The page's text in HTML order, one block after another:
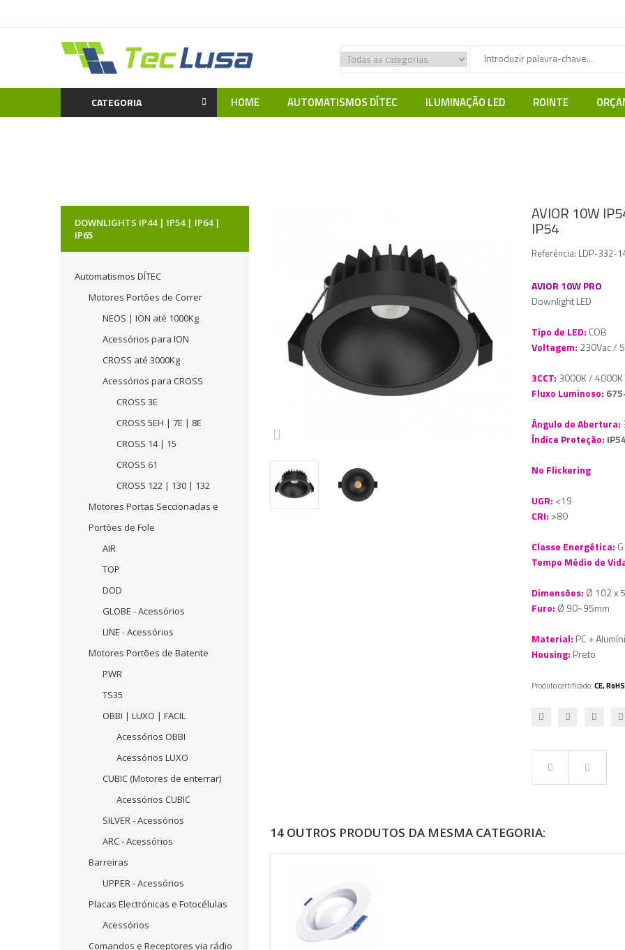
CATEGORIA HOME AUTOMATISMOS DÍTEC ILUMINAÇÃO LED ROINTE
DOWNLIGHTS IP44 | IP54 | IP64 |
IP65
Automatismos DÍTEC
Motores Portões de Correr
NEOS | ION até 1000Kg
Acessórios para ION
CROSS até 3000Kg
Acessórios para CROSS
CROSS 3E
CROSS 5EH | 7E | 8E
CROSS 14 | 15
CROSS 61
CROSS 122 | 130 | 132
Motores Portas Seccionadas e
Portões de Fole
AIR
TOP
DOD
GLOBE - Acessórios
LINE - Acessórios
Motores Portões de Batente
PWR
TS35
OBBI | LUXO | FACIL
Acessórios OBBI
Acessórios LUXO
CUBIC (Motores de enterrar)
Acessórios CUBIC
SILVER - Acessórios
ARC - Acessórios
Barreiras
UPPER - Acessórios
Placas Electrónicas e Fotocélulas
Acessórios
Comandos e Receptores via rádio
AVIOR 10W
IP54
Referência: LDP-332-
AVIOR 10W PRO
Downlight LED
Tipo de LED: COB
Voltagem: 230Vac /
3CCT: 3000K /
Fluxo Luminoso:
Ângulo de Abertura:
Índice Proteção:
No Flickering
UGR: <19
CRI: >80
Classe Energética: G
Tempo Médio de
Dimensões: Ø 102 x
Furo: Ø 90~95mm
Material: PC +
Housing: Preto
Produto certificado:CE, RoHS
14 OUTROS PRODUTOS DA MESMA CATEGORIA: